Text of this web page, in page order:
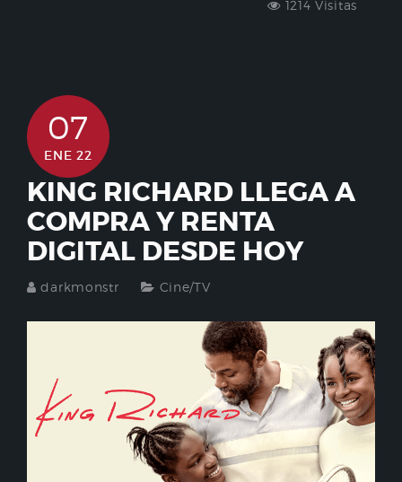
1214 Visitas
07
ENE 22
KING RICHARD LLEGA A
COMPRA Y RENTA
DIGITAL DESDE HOY
darkmonstr Cine/TV